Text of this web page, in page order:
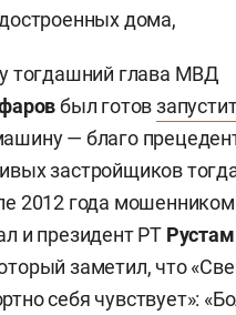
дома,
тогдашний глава МВД
был готов
— благо
застройщиков
2012 года
и президент РТ Рустам
заметил, что
себя чувствует»: